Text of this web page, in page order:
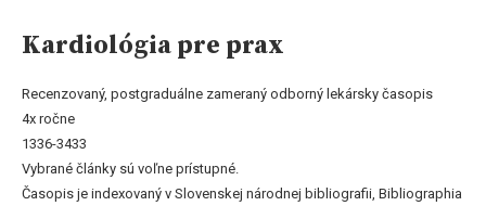
Kardiológia pre prax
Recenzovaný, postgraduálne zameraný odborný lekársky časopis
4x ročne
1336-3433
Vybrané články sú voľne prístupné.
Časopis je indexovaný v Slovenskej národnej bibliografii, Bibliographia